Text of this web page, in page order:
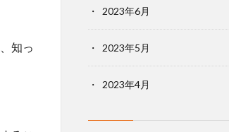
知っ
2023年6月
2023年5月
2023年4月